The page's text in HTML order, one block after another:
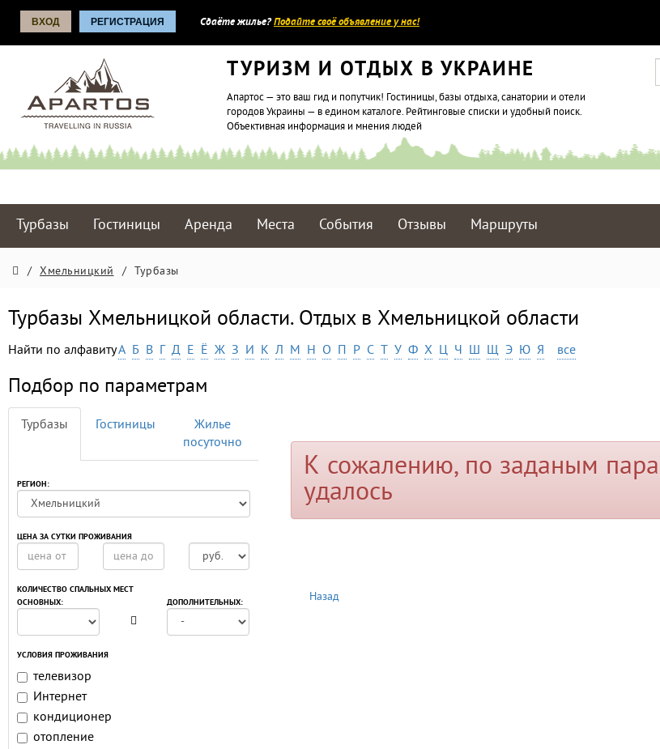
ВХОД РЕГИСТРАЦИЯ Сдаёте жилье?Подайте своё объявление у нас!
ТУРИЗМ И ОТДЫХ В УКРАИНЕ
Апартос — это ваш гид и попутчик! Гостиницы, базы отдыха, санатории и отели
городов Украины — в едином каталоге. Рейтинговые списки и удобный поиск.
Объективная информация и мнения людей
Турбазы Гостиницы Аренда Места События Отзывы Маршруты
/ Хмельницкий / Турбазы
Турбазы Хмельницкой области. Отдых в Хмельницкой области
Найти по алфавитуА Б В Г Д Е Ё Ж З И К Л М Н О П Р С Т У Ф Х Ц Ч Ш Щ Э Ю Я все
Подбор по параметрам
Турбазы Гостиницы
Жилье
посуточно
РЕГИОН:
ЦЕНА ЗА СУТКИ ПРОЖИВАНИЯ
КОЛИЧЕСТВО СПАЛЬНЫХ МЕСТ
ОСНОВНЫХ:
ДОПОЛНИТЕЛЬНЫХ:
УСЛОВИЯ ПРОЖИВАНИЯ
телевизор
Интернет
кондиционер
отопление
К сожалению, по заданым
удалось
Назад